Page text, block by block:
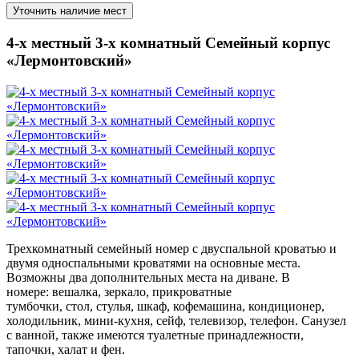
Уточнить наличие мест
4-х местный 3-х комнатный Семейный корпус
«Лермонтовский»
Трехкомнатный семейный номер с двуспальной кроватью и
двумя односпальными кроватями на основные места.
Возможны два дополнительных места на диване. В
номере: вешалка, зеркало, прикроватные
тумбочки, стол, стулья, шкаф, кофемашина, кондиционер,
холодильник, мини-кухня, сейф, телевизор, телефон. Санузел
с ванной, также имеются туалетные принадлежности,
тапочки, халат и фен.